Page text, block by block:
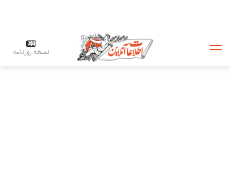
نسخه روزنامه